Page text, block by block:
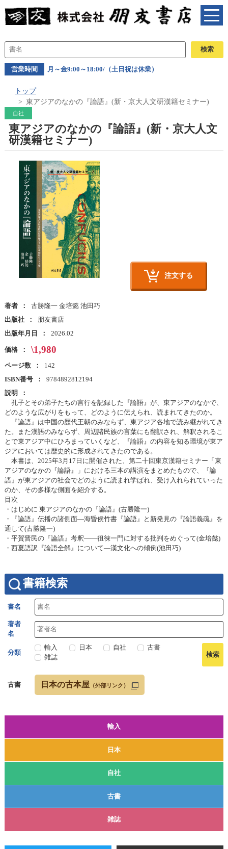
営業時間 月～金9:00～18:00/（土日祝は休業）
トップ
東アジアのなかの『論語』(新・京大人文研漢籍セミナー)
輸入
日本
自社
古書
雑誌
自社
東アジアのなかの『論語』(新・京大人文
研漢籍セミナー)
注文する
著者
古勝隆一 金培懿 池田巧
出版社
朋友書店
出版年月日
2026.02
価格 \1,980
ページ数
142
ISBN番号
9784892812194
説明
孔子とその弟子たちの言行を記録した『論語』が、東アジアのなかで、
どのような広がりをもって、どのように伝えられ、読まれてきたのか。
『論語』は中国の歴代王朝のみならず、東アジア各地で読み継がれてき
た。また漢語のみならず、周辺諸民族の言葉にも翻訳され、解釈されるこ
とで東アジア中にひろまっていくなど、『論語』の内容を知る環境が東ア
ジアにおいては歴史的に形成されてきたのである。
本書は、2025年3月17日に開催された、第二十回東京漢籍セミナー「東
アジアのなかの『論語』」における三本の講演をまとめたもので、『論
語』が東アジアの社会でどのように読まれ学ばれ、受け入れられていった
のか、その多様な側面を紹介する。
目次
・はじめに 東アジアのなかの『論語』(古勝隆一)
・『論語』伝播の諸側面―海昏侯竹書『論語』と新発見の『論語義疏』を
通して(古勝隆一)
・平賀晋民の『論語』考釈――徂徠一門に対する批判をめぐって(金培懿)
・西夏語訳『論語全解』について―漢文化への傾倒(池田巧)
書籍検索
書名
著者
名
分類
輸入 日本 自社
古書
雑誌
古書 日本の古本屋 （外部リンク）